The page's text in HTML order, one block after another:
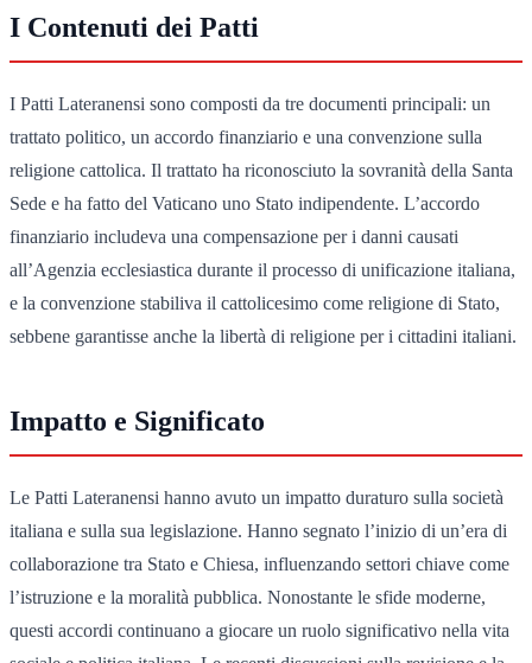
I Contenuti dei Patti
I Patti Lateranensi sono composti da tre documenti principali: un
trattato politico, un accordo finanziario e una convenzione sulla
religione cattolica. Il trattato ha riconosciuto la sovranità della Santa
Sede e ha fatto del Vaticano uno Stato indipendente. L’accordo
finanziario includeva una compensazione per i danni causati
all’Agenzia ecclesiastica durante il processo di unificazione italiana,
e la convenzione stabiliva il cattolicesimo come religione di Stato,
sebbene garantisse anche la libertà di religione per i cittadini italiani.
Impatto e Significato
Le Patti Lateranensi hanno avuto un impatto duraturo sulla società
italiana e sulla sua legislazione. Hanno segnato l’inizio di un’era di
collaborazione tra Stato e Chiesa, influenzando settori chiave come
l’istruzione e la moralità pubblica. Nonostante le sfide moderne,
questi accordi continuano a giocare un ruolo significativo nella vita